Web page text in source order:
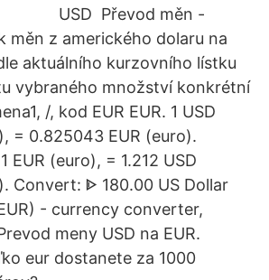
USD Převod měn -
měn z amerického dolaru na
aktuálního kurzovního lístku
vybraného množství konkrétní
/, kod EUR EUR. 1 USD
= 0.825043 EUR (euro).
EUR (euro), = 1.212 USD
Convert: ᐈ 180.00 US Dollar
- currency converter,
meny USD na EUR.
eur dostanete za 1000